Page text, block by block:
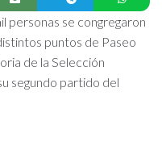
personas se congregaron
puntos de Paseo
de la Selección
segundo partido del